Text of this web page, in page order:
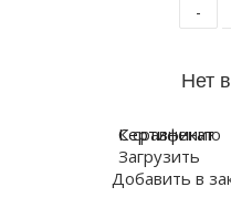
-
К сравнению
Добавить в
Сертификат
Загрузить